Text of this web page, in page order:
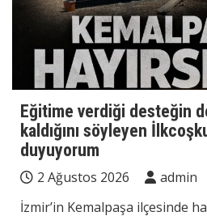
Eğitime verdiği desteğin
kaldığını söyleyen
duyuyorum
2 Ağustos 2026 admin
İzmir’in Kemalpaşa ilçesinde